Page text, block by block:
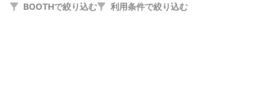
BOOTHで絞り込む 利用条件で絞り込む